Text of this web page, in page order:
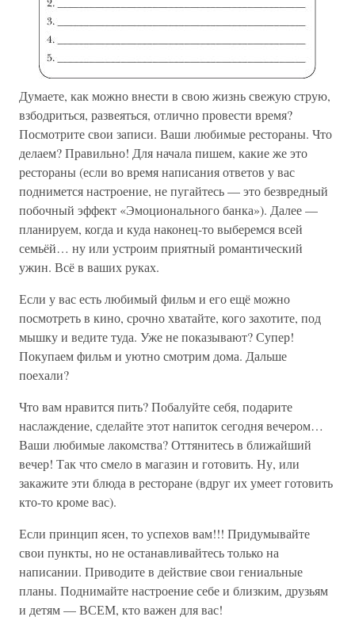
Думаете, как можно внести в свою жизнь свежую струю,
взбодриться, развеяться, отлично провести время?
Посмотрите свои записи. Ваши любимые рестораны. Что
делаем? Правильно! Для начала пишем, какие же это
рестораны (если во время написания ответов у вас
поднимется настроение, не пугайтесь — это безвредный
побочный эффект «Эмоционального банка»). Далее —
планируем, когда и куда наконец-то выберемся всей
семьёй… ну или устроим приятный романтический
ужин. Всё в ваших руках.
Если у вас есть любимый фильм и его ещё можно
посмотреть в кино, срочно хватайте, кого захотите, под
мышку и ведите туда. Уже не показывают? Супер!
Покупаем фильм и уютно смотрим дома. Дальше
поехали?
Что вам нравится пить? Побалуйте себя, подарите
наслаждение, сделайте этот напиток сегодня вечером…
Ваши любимые лакомства? Оттянитесь в ближайший
вечер! Так что смело в магазин и готовить. Ну, или
закажите эти блюда в ресторане (вдруг их умеет готовить
кто-то кроме вас).
Если принцип ясен, то успехов вам!!! Придумывайте
свои пункты, но не останавливайтесь только на
написании. Приводите в действие свои гениальные
планы. Поднимайте настроение себе и близким, друзьям
и детям — ВСЕМ, кто важен для вас!